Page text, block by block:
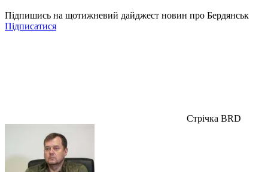
Підпишись на щотижневий дайджест новин про Бердянськ
Підписатися
Стрічка BRD